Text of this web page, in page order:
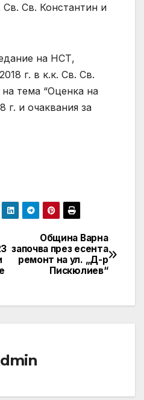
Св. Св. Константин и
на НСТ,
г. в к.к. Св. Св.
тема “Оценка на
г. и очаквания за
Община Варна
започва през есента
ремонт на ул. „Д-р
Пискюлиев“